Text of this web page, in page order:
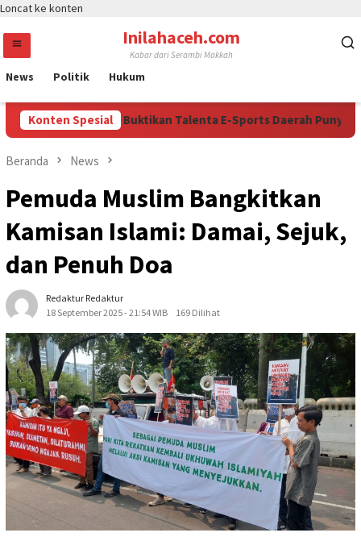
Loncat ke konten
Inilahaceh.com
Kabar dari Serambi Makkah
News Politik Hukum
Konten Spesial
Cup 2026 Buktikan Talenta E-Sports Daerah Punya
Beranda News
Pemuda Muslim Bangkitkan
Kamisan Islami: Damai, Sejuk,
dan Penuh Doa
Redaktur Redaktur
18 September 2025 - 21:54 WIB
169 Dilihat